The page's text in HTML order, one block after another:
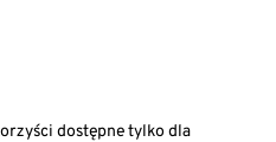
dostępne tylko dla